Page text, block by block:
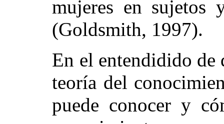
mujeres en sujetos
(Goldsmith, 1997).
En el entendidido de
teoría del
puede conocer y